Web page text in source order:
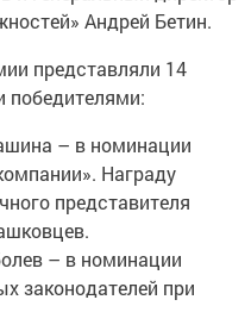
Андрей Бетин.
представляли 14
победителями:
– в номинации
Награду
представителя
– в номинации
законодателей при